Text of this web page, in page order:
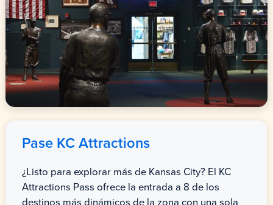
Pase KC Attractions
¿Listo para explorar más de Kansas City? El KC
Attractions Pass ofrece la entrada a 8 de los